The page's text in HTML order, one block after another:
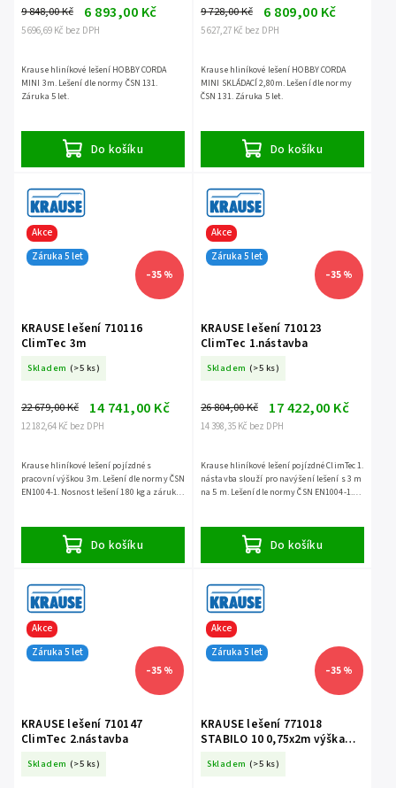
5 696,69 Kč bez DPH
9 848,00 Kč 6 893,00 Kč
Do košíku
Krause hliníkové lešení HOBBY CORDA
MINI 3m. Lešení dle normy ČSN 131.
Záruka 5 let.
5 627,27 Kč bez DPH
9 728,00 Kč 6 809,00 Kč
Do košíku
Krause hliníkové lešení HOBBY CORDA
MINI SKLÁDACÍ 2,80m. Lešení dle normy
ČSN 131. Záruka 5 let.
Akce
Záruka 5 let
–35 %
KRAUSE lešení 710116
ClimTec 3m
Skladem (>5 ks)
12 182,64 Kč bez DPH
22 679,00 Kč 14 741,00 Kč
Do košíku
Krause hliníkové lešení pojízdné s
pracovní výškou 3m. Lešení dle normy ČSN
EN1004-1. Nosnost lešení 180 kg a záruka
Akce
Záruka 5 let
–35 %
KRAUSE lešení 710123
ClimTec 1.nástavba
Skladem (>5 ks)
14 398,35 Kč bez DPH
26 804,00 Kč 17 422,00 Kč
Do košíku
Krause hliníkové lešení pojízdné ClimTec 1.
nástavba slouží pro navýšení lešení s 3 m
na 5 m. Lešení dle normy ČSN EN1004-1.
Akce
Záruka 5 let
–35 %
KRAUSE lešení 710147
ClimTec 2.nástavba
Skladem (>5 ks)
Akce
Záruka 5 let
–35 %
KRAUSE lešení 771018
STABILO 10 0,75x2m výška
Skladem (>5 ks)